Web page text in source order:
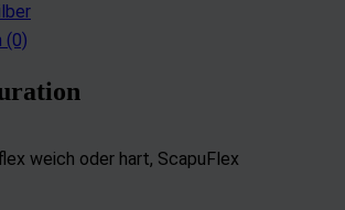
(0)
weich oder hart, ScapuFlex